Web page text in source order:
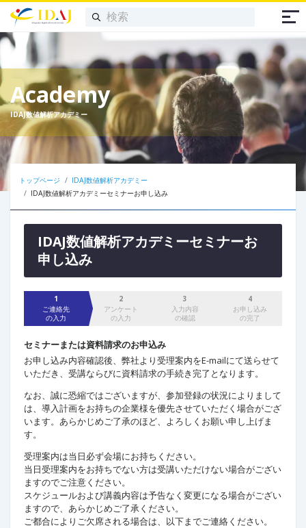
Academy
IDAJ数値解析アカデミー
トップページ
IDAJ数値解析アカデミー
IDAJ数値解析アカデミーセミナーお申し込み
IDAJ数値解析アカデミーセミナーお
申し込み
ご連絡先
の入力
アンケート
の入力
入力内容
の確認
お申し込み
の完了
セミナーまたは資料請求のお申込み
お申し込み内容確認後、弊社より受理案内をE-mailにて送らせて
いただき、受講ならびに資料請求の手続き完了となります。 ​
なお、誠に恐縮ではございますが、参加登録の状況によりまして
は、導入計画をお持ちの企業様を優先させていただく場合がござ
います。あらかじめご了承のほど、よろしくお願い申し上げま
す。
受理案内は当日必ず会場にお持ちください。
当日受理案内をお持ちでない方は受講いただけない場合がござい
ますのでご注意ください。
スケジュールおよび講義内容は予告なく変更になる場合がござい
ますので、あらかじめご了承ください。
ご都合によりご欠席される場合は、以下までご連絡ください。